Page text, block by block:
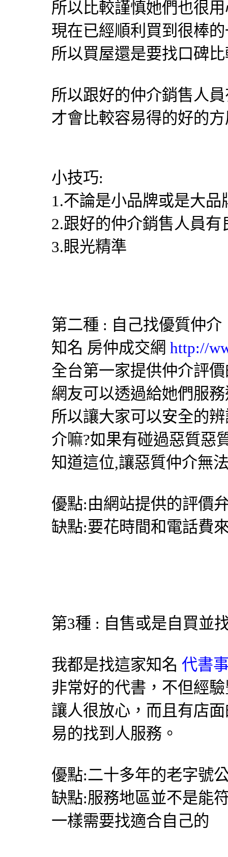
所以比較謹慎她們也很
現在已經順利買到很棒
所以買屋還是要找口碑
所以跟好的仲介銷售人
才會比較容易得的好的
小技巧:
1.不論是小品牌或是大
2.跟好的仲介銷售人員有
3.眼光精準
第二種 : 自己找優質仲介
知名 房仲成交網 http://
全台第一家提供仲介評
網友可以透過給她們服
所以讓大家可以安全的
介嘛?如果有碰過惡質惡
知道這位,讓惡質仲介無
優點:由網站提供的評價
缺點:要花時間和電話費
第3種 : 自售或是自買並
我都是找這家知名 代書
非常好的代書，不但經
讓人很放心，而且有店
易的找到人服務。
優點:二十多年的老字號
缺點:服務地區並不是能
一樣需要找適合自己的